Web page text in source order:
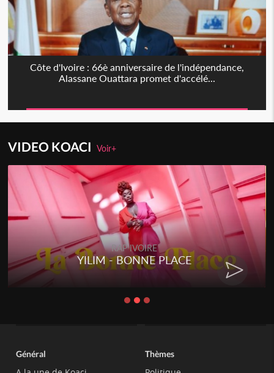
Côte d'Ivoire : 66è anniversaire de l'indépendance,
Alassane Ouattara promet d'accélé...
VIDEO KOACIVoir+
RAP IVOIRE
RENARD BARAKISSA - DOS DE
CHAT
Général Thèmes